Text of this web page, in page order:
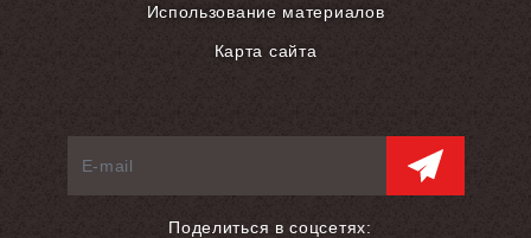
Использование материалов
Карта сайта
Поделиться в соцсетях: